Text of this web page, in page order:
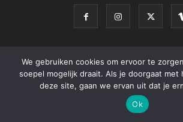
© Atletieknieuws - Alle rechten
We gebruiken cookies om ervoor te
soepel mogelijk draait. Als je doorgaat met
deze site, gaan we ervan uit dat je
Ok